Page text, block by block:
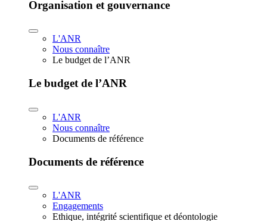
Organisation et gouvernance
L'ANR
Nous connaître
Le budget de l’ANR
Le budget de l’ANR
L'ANR
Nous connaître
Documents de référence
Documents de référence
L'ANR
Engagements
Ethique, intégrité scientifique et déontologie